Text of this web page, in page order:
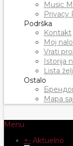
Music
Privacy
Podrška
Kontakt
Moj
Vrati
Istorija
Lista
Ostalo
Mapa
Menu
+- Aktuelno